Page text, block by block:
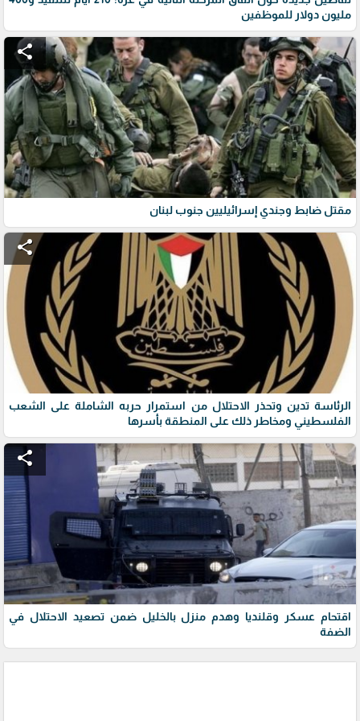
مليون دولار للموظفين
share
مقتل ضابط وجندي إسرائيليين جنوب لبنان
share
الرئاسة تدين وتحذر الاحتلال من استمرار حربه الشاملة على الشعب
الفلسطيني ومخاطر ذلك على المنطقة بأسرها
share
اقتحام عسكر وقلنديا وهدم منزل بالخليل ضمن تصعيد الاحتلال في
الضفة